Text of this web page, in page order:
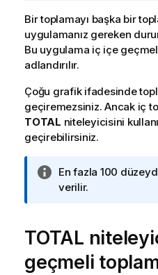
Bir toplamayı başka bir
uygulamanız gereken
Bu uygulama iç içe
adlandırılır.
Çoğu grafik ifadesinde
geçiremezsiniz. Ancak iç
TOTAL niteleyicisini
geçirebilirsiniz.
B
i
i
n
o
En fazla 100
verilir.
TOTAL
geçmeli